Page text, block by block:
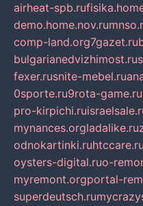
airheat-spb.ru
demo.home.nov.ru
comp-land.org7gazet.ru
bulgarianedvizhimost.ru
fexer.rusnite-mebel.ru
0sporte.ru9rota-game.ru
pro-kirpichi.ru
mynances.orgladalike.ru
odnokartinki.ruhtccare.ru
oysters-digital.ruo-
myremont.orgportal-
superdeutsch.ru